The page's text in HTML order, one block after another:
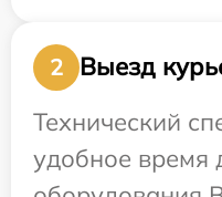
2
Выезд
Технический
удобное время